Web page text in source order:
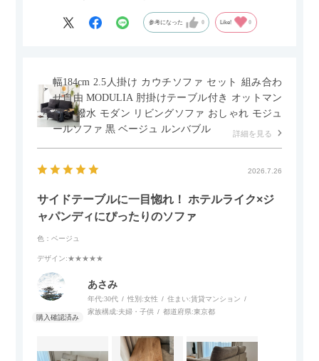
参考になった 0 Like! 0
幅184cm 2.5人掛け カウチソファ セット 組み合わ
せ自由 MODULIA 肘掛けテーブル付き オットマン
付き 撥水 モダン リビングソファ おしゃれ モジュ
ールソファ 黒 ベージュ ルンバブル
詳細を見る
2026.7.26
サイドテーブルに一目惚れ！ ホテルライク×ジ
ャパンディにぴったりのソファ
色：ベージュ
デザイン:★★★★★
あさみ
年代:30代 性別:女性 住まい:賃貸マンション
家族構成:夫婦・子供 都道府県:東京都